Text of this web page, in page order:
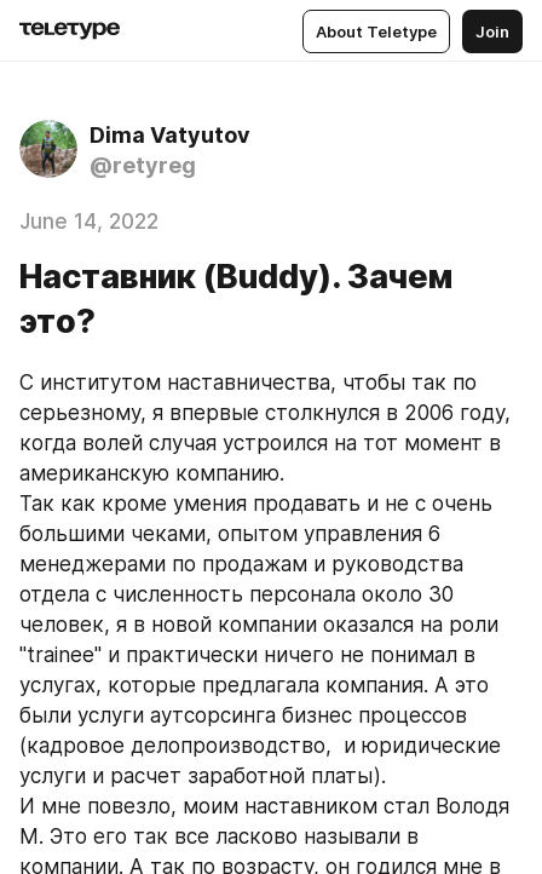
About Teletype Join
Dima Vatyutov
@retyreg
June 14, 2022
Наставник (Buddy). Зачем
это?
С институтом наставничества, чтобы так по
серьезному, я впервые столкнулся в 2006 году,
когда волей случая устроился на тот момент в
американскую компанию.
Так как кроме умения продавать и не с очень
большими чеками, опытом управления 6
менеджерами по продажам и руководства
отдела с численность персонала около 30
человек, я в новой компании оказался на роли
"trainee" и практически ничего не понимал в
услугах, которые предлагала компания. А это
были услуги аутсорсинга бизнес процессов
(кадровое делопроизводство,  и юридические
услуги и расчет заработной платы).
И мне повезло, моим наставником стал Володя
М. Это его так все ласково называли в
компании. А так по возрасту, он годился мне в